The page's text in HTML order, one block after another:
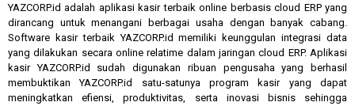
YAZCORP.id adalah aplikasi kasir terbaik online berbasis cloud ERP yang
dirancang untuk menangani berbagai usaha dengan banyak cabang.
Software kasir terbaik YAZCORP.id memiliki keunggulan integrasi data
yang dilakukan secara online relatime dalam jaringan cloud ERP. Aplikasi
kasir YAZCORP.id sudah digunakan ribuan pengusaha yang berhasil
membuktikan YAZCORP.id satu-satunya program kasir yang dapat
meningkatkan efiensi, produktivitas, serta inovasi bisnis sehingga